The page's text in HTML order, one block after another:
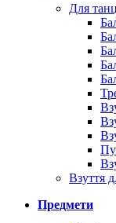
Для
Взуття
Предмети